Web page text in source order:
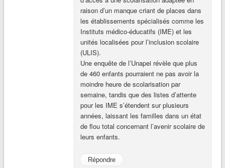
raison d’un manque criant de places dans
les établissements spécialisés comme les
Instituts médico-éducatifs (IME) et les
unités localisées pour l’inclusion scolaire
(ULIS).
Une enquête de l’Unapei révèle que plus
de 460 enfants pourraient ne pas avoir la
moindre heure de scolarisation par
semaine, tandis que des listes d’attente
pour les IME s’étendent sur plusieurs
années, laissant les familles dans un état
de flou total concernant l’avenir scolaire de
leurs enfants.
Répondre